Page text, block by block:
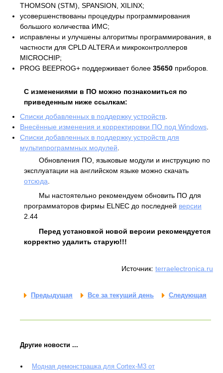
THOMSON (STM), SPANSION, XILINX;
усовершенствованы процедуры программирования
большого количества ИМС;
исправлены и улучшены алгоритмы программирования, в
частности для CPLD ALTERA и микроконтроллеров
MICROCHIP;
PROG BEEPROG+ поддерживает более 35650 приборов.
С изменениями в ПО можно познакомиться по
приведенным ниже ссылкам:
Списки добавленных в поддержку устройств
Внесённые изменения и корректировки ПО под Windows
Списки добавленных в поддержку устройств для
мультипрограммных модулей
Обновления ПО, языковые модули и инструкцию по
эксплуатации на английском языке можно скачать
отсюда
Мы настоятельно рекомендуем обновить ПО для
программаторов фирмы ELNEC до последней версии
2.44
Перед установкой новой версии рекомендуется
корректно удалить старую!!!
Источник: terraelectronica.ru
Предыдущая Все за текущий день Следующая
Другие новости ...
Модная демонстрашка для Cortex-M3 от